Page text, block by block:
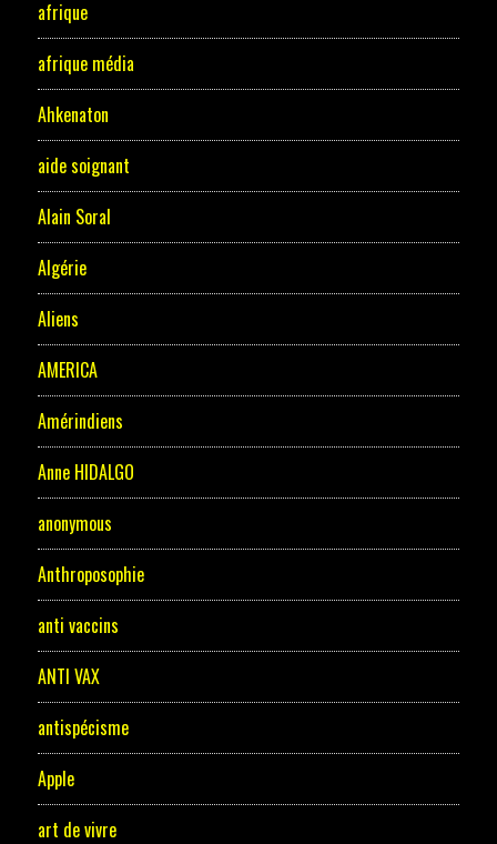
afrique
afrique média
Ahkenaton
aide soignant
Alain Soral
Algérie
Aliens
AMERICA
Amérindiens
Anne HIDALGO
anonymous
Anthroposophie
anti vaccins
ANTI VAX
antispécisme
Apple
art de vivre